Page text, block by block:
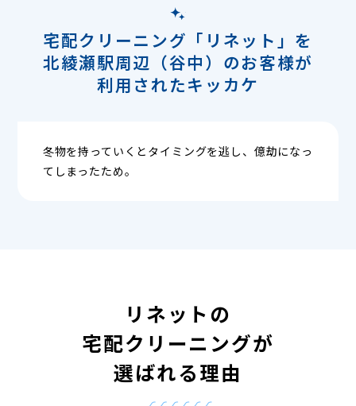
宅配クリーニング「リネット」を
北綾瀬駅周辺（谷中）のお客様が
利用されたキッカケ
冬物を持っていくとタイミングを逃し、億劫になっ
てしまったため。
リネットの
宅配クリーニングが
選ばれる理由